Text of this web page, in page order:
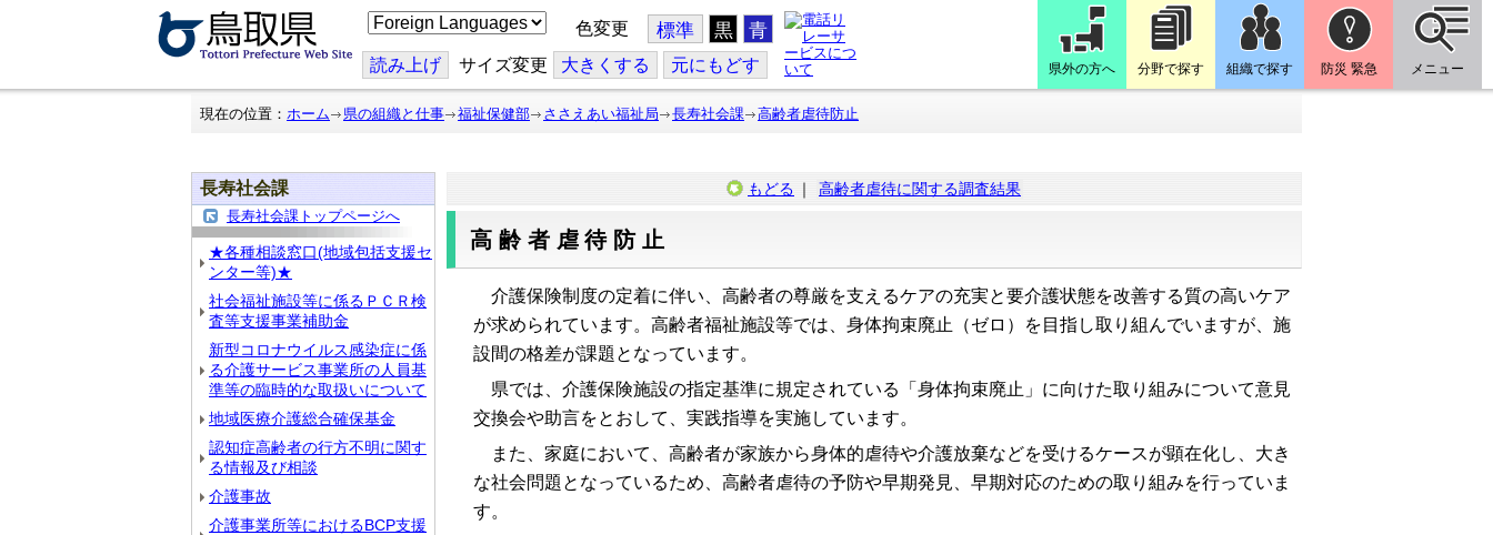
こ
の
ジ
を
翻
色変更 標準 黒 青
読み上げ サイズ変更 大きくする 元にもどす 県外の方へ 分野で探す 組織で探す 防災 緊急 メニュー
現在の位置： ホーム 県の組織と仕事 福祉保健部 ささえあい福祉局 長寿社会課 高齢者虐待防止
長寿社会課
長寿社会課トップページへ
★各種相談窓口(地域包括支援セ
ンター等)★
社会福祉施設等に係るＰＣＲ検
査等支援事業補助金
新型コロナウイルス感染症に係
る介護サービス事業所の人員基
準等の臨時的な取扱いについて
地域医療介護総合確保基金
認知症高齢者の行方不明に関す
る情報及び相談
介護事故
介護事業所等におけるBCP支援
もどる ｜ 高齢者虐待に関する調査結果
高齢者虐待防止
介護保険制度の定着に伴い、高齢者の尊厳を支えるケアの充実と要介護状態を改善する質の高いケア
が求められています。高齢者福祉施設等では、身体拘束廃止（ゼロ）を目指し取り組んでいますが、施
設間の格差が課題となっています。
県では、介護保険施設の指定基準に規定されている「身体拘束廃止」に向けた取り組みについて意見
交換会や助言をとおして、実践指導を実施しています。
また、家庭において、高齢者が家族から身体的虐待や介護放棄などを受けるケースが顕在化し、大き
な社会問題となっているため、高齢者虐待の予防や早期発見、早期対応のための取り組みを行っていま
す。